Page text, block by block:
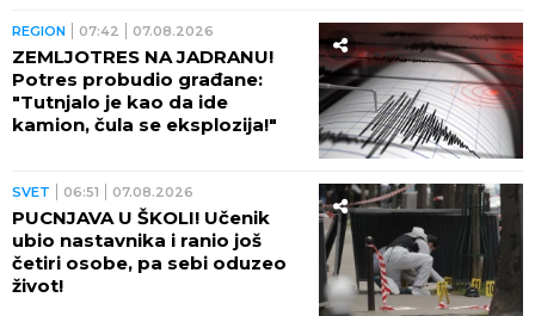
REGION 07:42 07.08.2026
ZEMLJOTRES NA JADRANU!
Potres probudio građane:
"Tutnjalo je kao da ide
kamion, čula se eksplozija!"
SVET 06:51 07.08.2026
PUCNJAVA U ŠKOLI! Učenik
ubio nastavnika i ranio još
četiri osobe, pa sebi oduzeo
život!